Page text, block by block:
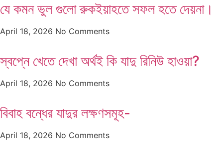
যে কমন ভুল গুলো রুকইয়াহতে সফল হতে দেয়না।
April 18, 2026 No Comments
স্বপ্নে খেতে দেখা অর্থই কি যাদু রিনিউ হাওয়া?
April 18, 2026 No Comments
বিবাহ বন্ধের যাদুর লক্ষণসমূহ-
April 18, 2026 No Comments